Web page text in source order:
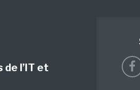
l’IT et